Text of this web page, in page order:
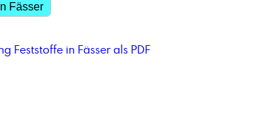
Fässer
Feststoffe in Fässer als PDF